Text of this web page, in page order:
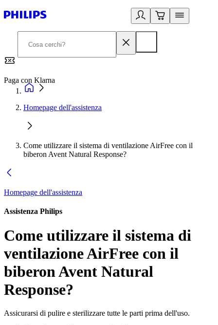
Paga con Klarna
Homepage dell'assistenza
Come utilizzare il sistema di ventilazione AirFree con il
biberon Avent Natural Response?
Homepage dell'assistenza
Assistenza Philips
Come utilizzare il sistema di
ventilazione AirFree con il
biberon Avent Natural
Response?
Assicurarsi di pulire e sterilizzare tutte le parti prima dell'uso.